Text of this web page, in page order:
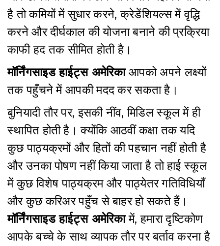
है तो कमियों में सुधार करने, क्रेडेंशियल्स में वृद्धि
करने और दीर्घकाल की योजना बनाने की प्रक्रिया
काफी हद तक सीमित होती है।
मॉर्निंगसाइड हाईट्स अमेरिकाआपको अपने लक्ष्यों
तक पहुँचने में आपकी मदद कर सकता है।
बुनियादी तौर पर, इसकी नींव, मिडिल स्कूल में ही
स्थापित होती है। क्योंकि आठवीं कक्षा तक यदि
कुछ पाठ्यक्रमों और हितों की पहचान नहीं होती है
और उनका पोषण नहीं किया जाता है तो हाई स्कूल
में कुछ विशेष पाठ्यक्रम और पाठ्येतर गतिविधियाँ
और कुछ करिअर पहुँच से बाहर हो सकते हैं।
मॉर्निंगसाइड हाईट्स अमेरिकामें, हमारा दृष्टिकोण
आपके बच्चे के साथ व्यापक तौर पर बर्ताव करना है